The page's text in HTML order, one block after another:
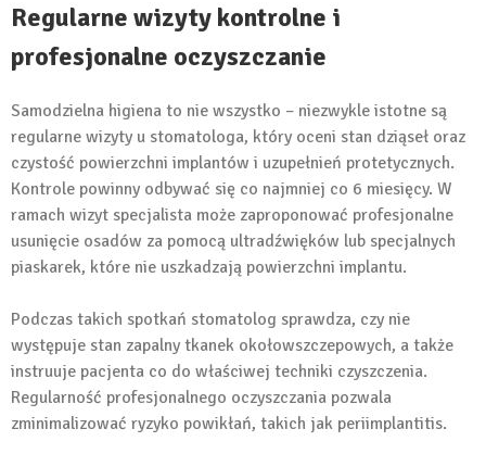
Regularne wizyty kontrolne i
profesjonalne oczyszczanie
Samodzielna higiena to nie wszystko – niezwykle istotne są
regularne wizyty u stomatologa, który oceni stan dziąseł oraz
czystość powierzchni implantów i uzupełnień protetycznych.
Kontrole powinny odbywać się co najmniej co 6 miesięcy. W
ramach wizyt specjalista może zaproponować profesjonalne
usunięcie osadów za pomocą ultradźwięków lub specjalnych
piaskarek, które nie uszkadzają powierzchni implantu.
Podczas takich spotkań stomatolog sprawdza, czy nie
występuje stan zapalny tkanek okołowszczepowych, a także
instruuje pacjenta co do właściwej techniki czyszczenia.
Regularność profesjonalnego oczyszczania pozwala
zminimalizować ryzyko powikłań, takich jak periimplantitis.